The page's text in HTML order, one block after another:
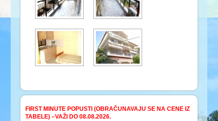
FIRST MINUTE POPUSTI (OBRAČUNAVAJU SE NA CENE IZ
TABELE) –VAŽI DO 08.08.2026.